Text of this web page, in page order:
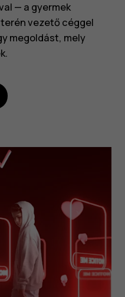
— a gyermek
vezető céggel
megoldást, mely